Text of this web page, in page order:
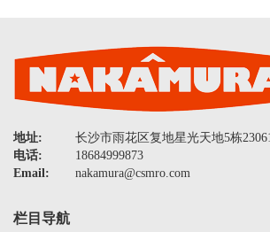
地址:
长沙市雨花区复地星光天地5栋
电话:
18684999873
Email:
nakamura@csmro.com
栏目导航